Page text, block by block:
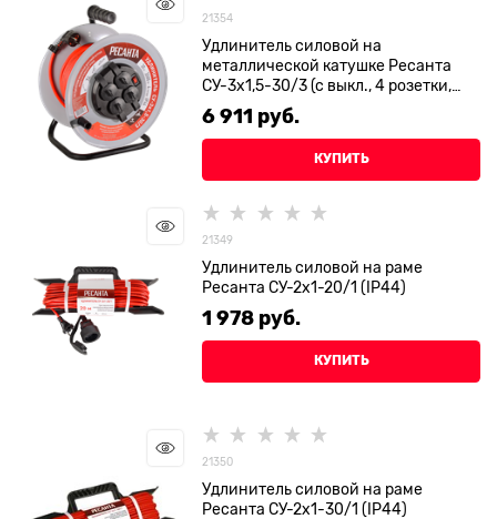
21354
Удлинитель силовой на
металлической катушке Ресанта
СУ-3х1,5-30/3 (с выкл., 4 розетки,
IP44)
6 911 руб.
КУПИТЬ
21349
Удлинитель силовой на раме
Ресанта СУ-2х1-20/1 (IP44)
1 978 руб.
КУПИТЬ
21350
Удлинитель силовой на раме
Ресанта СУ-2х1-30/1 (IP44)